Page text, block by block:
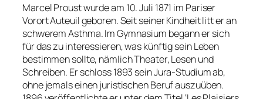
Marcel Proust wurde am 10. Juli 1871 im Pariser
Vorort Auteuil geboren. Seit seiner Kindheit litt er an
schwerem Asthma. Im Gymnasium begann er sich
für das zu interessieren, was künftig sein Leben
bestimmen sollte, nämlich Theater, Lesen und
Schreiben. Er schloss 1893 sein Jura-Studium ab,
ohne jemals einen juristischen Beruf auszuüben.